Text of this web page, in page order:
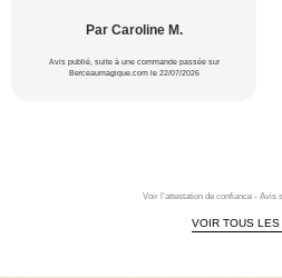
Par Caroline M.
Avis publié, suite à une commande passée sur
Berceaumagique.com le 22/07/2026
Voir l'attestation de confiance - Avis
VOIR TOUS LES